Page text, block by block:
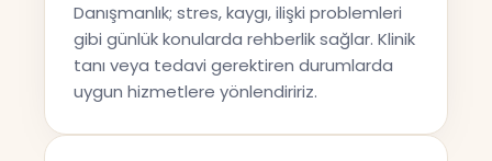
Danışmanlık; stres, kaygı, ilişki problemleri
gibi günlük konularda rehberlik sağlar. Klinik
tanı veya tedavi gerektiren durumlarda
uygun hizmetlere yönlendiririz.